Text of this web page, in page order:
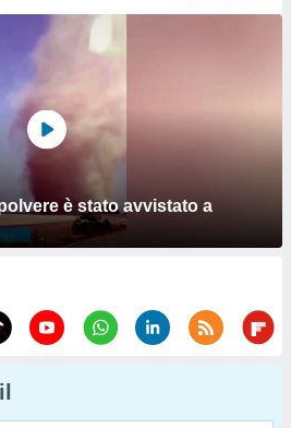
è stato avvistato a